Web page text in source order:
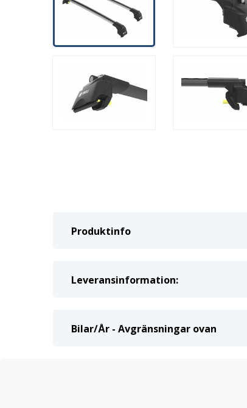
Produktinfo
Leveransinformation:
Bilar/År - Avgränsningar ovan